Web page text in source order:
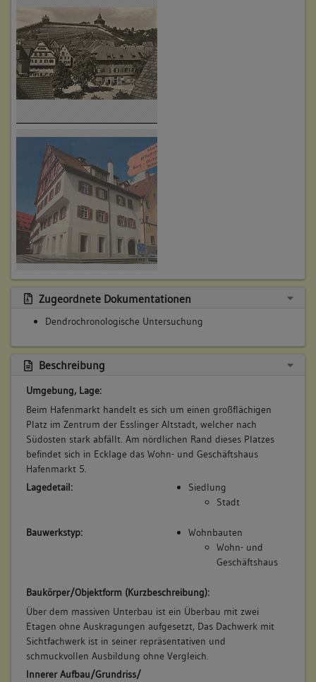
Zugeordnete Dokumentationen
Dendrochronologische Untersuchung
Beschreibung
Umgebung, Lage:
Beim Hafenmarkt handelt es sich um einen großflächigen
Platz im Zentrum der Esslinger Altstadt, welcher nach
Südosten stark abfällt. Am nördlichen Rand dieses Platzes
befindet sich in Ecklage das Wohn- und Geschäftshaus
Hafenmarkt 5.
Lagedetail:
Siedlung
Stadt
Bauwerkstyp:
Wohnbauten
Wohn- und
Geschäftshaus
Baukörper/Objektform (Kurzbeschreibung):
Über dem massiven Unterbau ist ein Überbau mit zwei
Etagen ohne Auskragungen aufgesetzt, Das Dachwerk mit
Sichtfachwerk ist in seiner repräsentativen und
schmuckvollen Ausbildung ohne Vergleich.
Innerer Aufbau/Grundriss/